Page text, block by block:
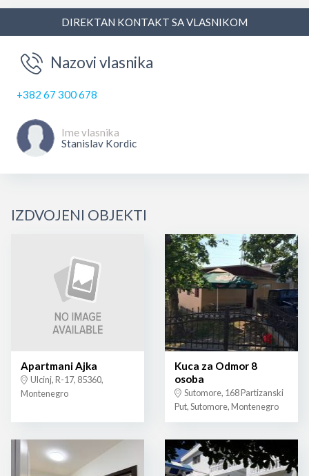
DIREKTAN KONTAKT SA VLASNIKOM
Nazovi vlasnika
+382 67 300 678
Ime vlasnika
Stanislav Kordic
IZDVOJENI OBJEKTI
Apartmani Ajka
Ulcinj, R-17, 85360,
Montenegro
Kuca za Odmor 8
osoba
Sutomore, 168 Partizanski
Put, Sutomore, Montenegro